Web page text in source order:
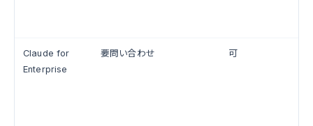
Claude for
Enterprise
要問い合わせ 可